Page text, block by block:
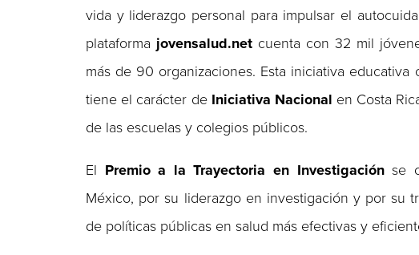
vida y liderazgo personal para impulsar el
plataforma jovensalud.net cuenta con 32 mil
más de 90 organizaciones. Esta iniciativa
tiene el carácter de Iniciativa Nacional en Costa
de las escuelas y colegios públicos.
El Premio a la Trayectoria en Investigaciónse
México, por su liderazgo en investigación y por su
de políticas públicas en salud más efectivas y